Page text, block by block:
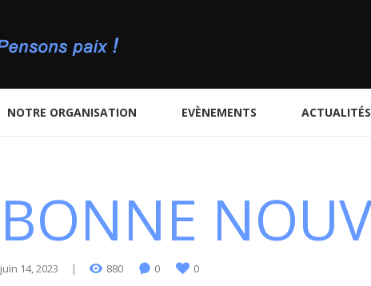
NOTRE ORGANISATION EVÈNEMENTS ACTUALITÉS
BONNE
juin 14, 2023 880 0 0